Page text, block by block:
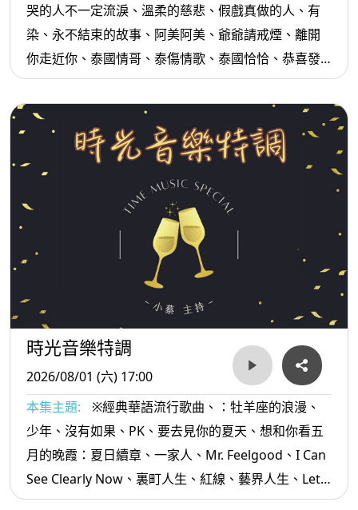
哭的人不一定流淚、溫柔的慈悲、假戲真做的人、有
染、永不結束的故事、阿美阿美、爺爺請戒煙、離開
你走近你、泰國情哥、泰傷情歌、泰國恰恰、恭喜發
財、排骨便當...等。
時光音樂特調
2026/08/01 (六) 17:00
本集主題:
※經典華語流行歌曲、：牡羊座的浪漫、
少年、沒有如果、PK、要去見你的夏天、想和你看五
月的晚霞：夏日續章、一家人、Mr. Feelgood、I Can
See Clearly Now、裏町人生、紅線、藝界人生、Lets
Go Go Go逗陣走、阿娜答...等。